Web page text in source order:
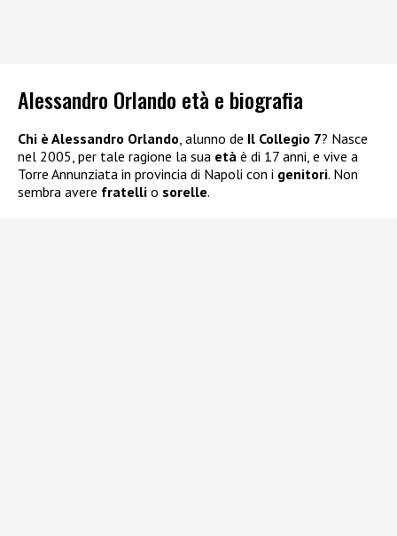
Alessandro Orlando età e biografia
Chi è Alessandro Orlando, alunno de Il Collegio 7? Nasce
nel 2005, per tale ragione la sua età è di 17 anni, e vive a
Torre Annunziata in provincia di Napoli con i genitori. Non
sembra avere fratelli o sorelle.